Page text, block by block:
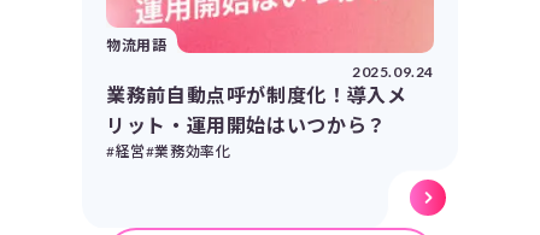
物流用語
2025.09.24
業務前自動点呼が制度化！導入メ
リット・運用開始はいつから？
#経営#業務効率化